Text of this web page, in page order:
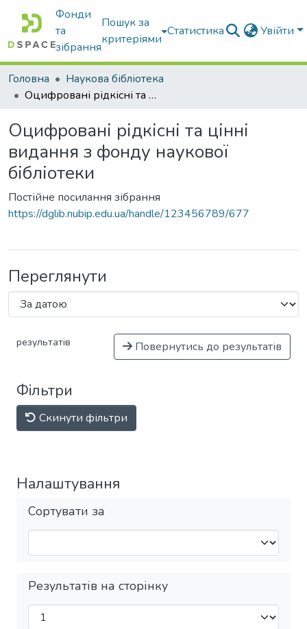
Фонди
та
зібрання
Пошук за
критеріями
Статистика Увійти
Головна
Наукова бібліотека
Оцифровані рідкісні та цінні видання з фонду наукової бібліотеки
Оцифровані рідкісні та цінні
видання з фонду наукової
бібліотеки
Постійне посилання зібрання
https://dglib.nubip.edu.ua/handle/123456789/677
Переглянути
результатів Повернутись до результатів
Фільтри
Скинути фільтри
Налаштування
Сортувати за
Результатів на сторінку